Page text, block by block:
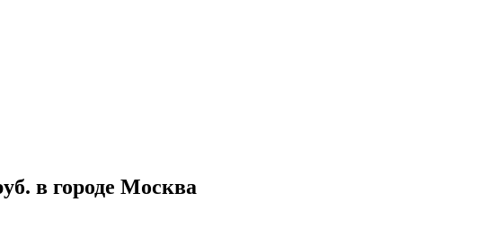
в городе Москва